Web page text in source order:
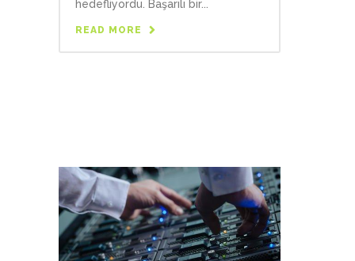
hedefliyordu. Başarılı bir...
READ MORE